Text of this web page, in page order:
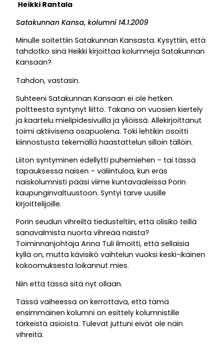
Heikki Rantala
Satakunnan Kansa, kolumni 14.1.2009
Minulle soitettiin Satakunnan Kansasta. Kysyttiin, että
tahdotko sinä Heikki kirjoittaa kolumneja Satakunnan
Kansaan?
Tahdon, vastasin.
Suhteeni Satakunnan Kansaan ei ole hetken
poltteesta syntynyt liitto. Takana on vuosien kiertely
ja kaartelu mielipidesivuilla ja yliöissä. Allekirjoittanut
toimi aktiivisena osapuolena. Toki lehtikin osoitti
kiinnostusta tekemällä haastattelun silloin tällöin.
Liiton syntyminen edellytti puhemiehen – tai tässä
tapauksessa naisen – väliintuloa, kun eräs
naiskolumnisti pääsi viime kuntavaaleissa Porin
kaupunginvaltuustoon. Syntyi tarve uusille
kirjoittelijoille.
Porin seudun vihreiltä tiedusteltiin, että olisiko teillä
sanavalmista nuorta vihreää naista?
Toiminnanjohtaja Anna Tuli ilmoitti, että sellaisia
kyllä on, mutta kävisikö vaihtelun vuoksi keski-ikäinen
kokoomuksesta loikannut mies.
Niin että tässä sitä nyt ollaan.
Tässä vaiheessa on kerrottava, että tämä
ensimmäinen kolumni on esittely kolumnistille
tärkeistä asioista. Tulevat juttuni eivät ole näin
vihreitä.